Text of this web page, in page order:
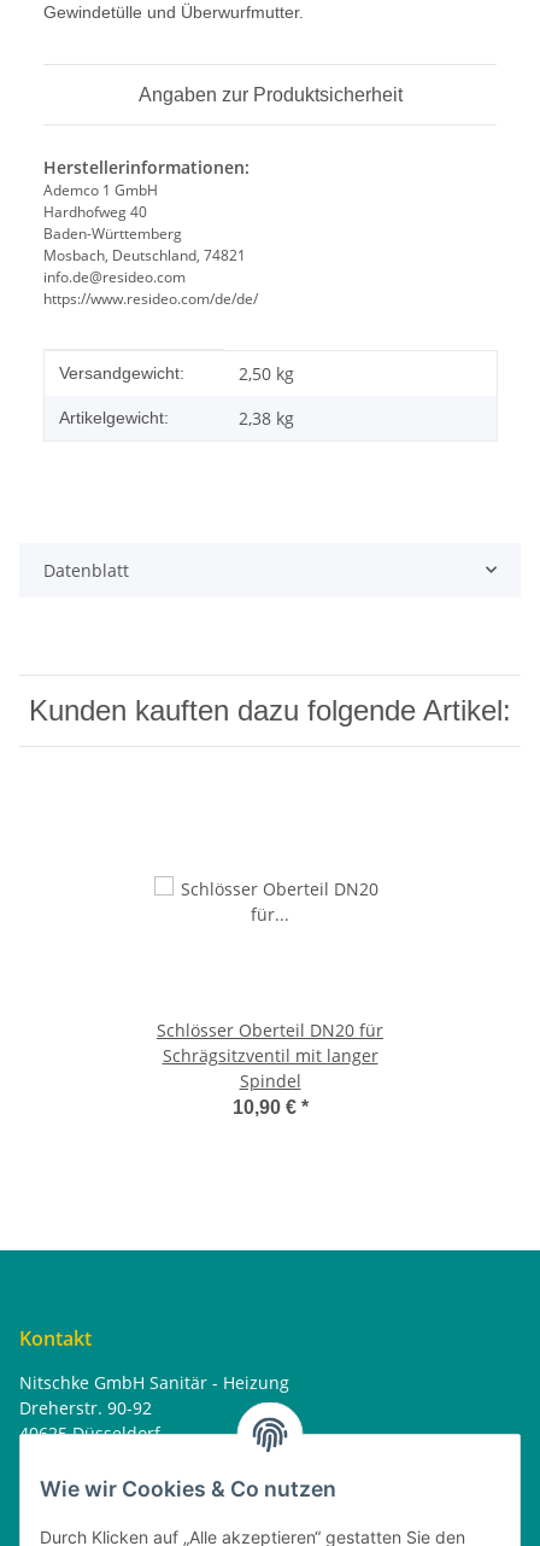
Wie wir Cookies & Co nutzen
Durch Klicken auf „Alle akzeptieren“ gestatten Sie den
Gewindetülle und Überwurfmutter.
Angaben zur Produktsicherheit
Herstellerinformationen:
Ademco 1 GmbH
Hardhofweg 40
Baden-Württemberg
Mosbach, Deutschland, 74821
info.de@resideo.com
https://www.resideo.com/de/de/
Produkteigenschaft
Wert
Versandgewicht: 2,50 kg
Artikelgewicht: 2,38 kg
Datenblatt
Kunden kauften dazu folgende Artikel:
Schlösser Oberteil DN20 für
Schrägsitzventil mit langer
Spindel
10,90 € *
Kontakt
Nitschke GmbH Sanitär - Heizung
Dreherstr. 90-92
40625 Düsseldorf
home@nitschkegmbh.de